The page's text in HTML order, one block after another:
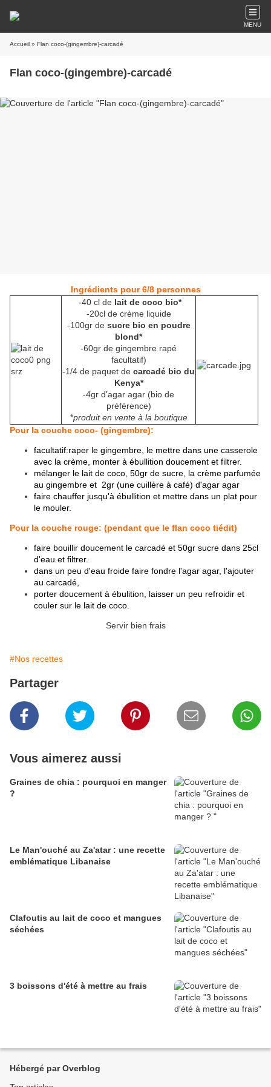
MENU
Accueil » Flan coco-(gingembre)-carcadé
Flan coco-(gingembre)-carcadé
Ingrédients pour 6/8 personnes
-40 cl de lait de coco bio*
-20cl de crème liquide
-100gr de sucre bio en poudre
blond*
-60gr de gingembre rapé
facultatif)
-1/4 de paquet de carcadé bio du
Kenya*
-4gr d'agar agar (bio de
préférence)
*produit en vente à la boutique
Pour la couche coco- (gingembre):
facultatif:raper le gingembre, le mettre dans une casserole
avec la crème, monter à ébullition doucement et filtrer.
mélanger le lait de coco, 50gr de sucre, la crème parfumée
au gingembre et 2gr (une cuillère à café) d'agar agar
faire chauffer jusqu'à ébullition et mettre dans un plat pour
le mouler.
Pour la couche rouge: (pendant que le flan coco tiédit)
faire bouillir doucement le carcadé et 50gr sucre dans 25cl
d'eau et filtrer.
dans un peu d'eau froide faire fondre l'agar agar, l'ajouter
au carcadé,
porter doucement à ébulition, laisser un peu refroidir et
couler sur le lait de coco.
Servir bien frais
#Nos recettes
Partager
Vous aimerez aussi
Graines de chia : pourquoi en manger
?
Le Man'ouché au Za'atar : une recette
emblématique Libanaise
Clafoutis au lait de coco et mangues
séchées
3 boissons d'été à mettre au frais
Hébergé par Overblog